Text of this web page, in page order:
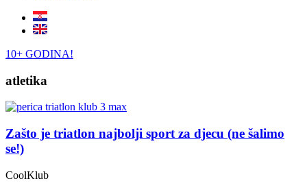
10+ GODINA!
atletika
Zašto je triatlon najbolji sport za djecu (ne šalimo
se!)
CoolKlub